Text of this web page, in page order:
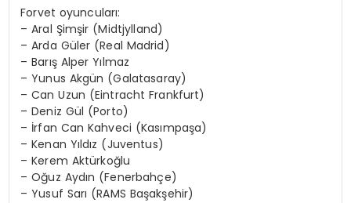
Forvet oyuncuları:
– Aral Şimşir (Midtjylland)
– Arda Güler (Real Madrid)
– Barış Alper Yılmaz
– Yunus Akgün (Galatasaray)
– Can Uzun (Eintracht Frankfurt)
– Deniz Gül (Porto)
– İrfan Can Kahveci (Kasımpaşa)
– Kenan Yıldız (Juventus)
– Kerem Aktürkoğlu
– Oğuz Aydın (Fenerbahçe)
– Yusuf Sarı (RAMS Başakşehir)